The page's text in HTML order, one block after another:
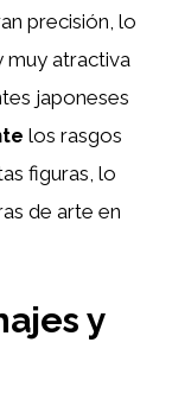
precisión, lo
muy atractiva
japoneses
los rasgos
figuras, lo
de arte en
y